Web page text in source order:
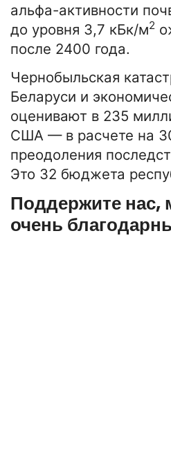
альфа-активности
до уровня 3,7 кБк/м2
после 2400 года.
Чернобыльская
Беларуси и
оценивают в 235
США — в расчете на
преодоления
Это 32 бюджета
Поддержите
очень